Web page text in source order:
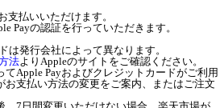
支払いいただけます。
Payの認証を行っていただきます。
は発行会社によって異なります。
法よりAppleのサイトをご確認ください。
Apple Payおよびクレジットカードがご利用
お支払い方法の変更をご案内、またはご注文